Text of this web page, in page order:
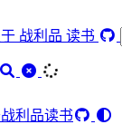
战利品 读书
战利品读书